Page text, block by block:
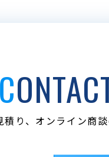
り、 オンライン商